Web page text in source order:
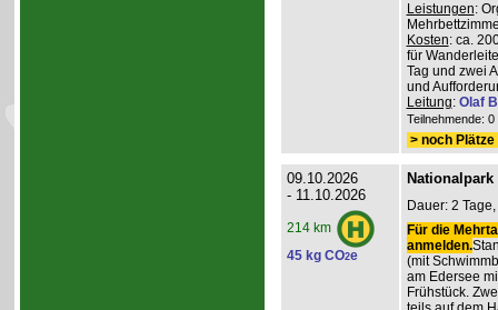
Leistungen:
Kosten: ca.
für
Tag und zwei
und
Leitung: Olaf
Teilnehmende:
> noch
09.10.2026
- 11.10.2026
214 km
45 kg CO2e
Dauer: 2
Für die
anmelden.
(mit
am Edersee
Frühstück.